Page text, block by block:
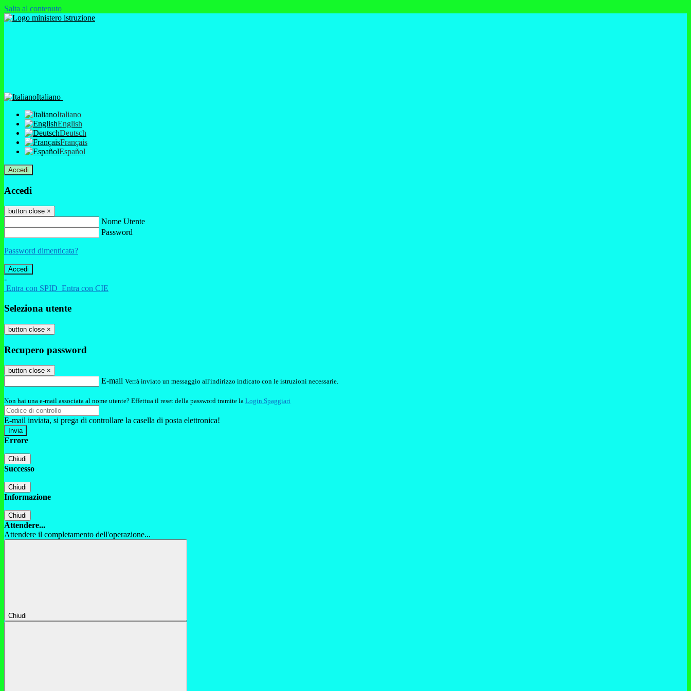
Salta al contenuto
Italiano
Italiano
English
Deutsch
Français
Español
Accedi
Accedi
button close ×
Nome Utente
Password
Password dimenticata?
-
Entra con SPID Entra con CIE
Seleziona utente
button close ×
Recupero password
button close ×
E-mail Verrà inviato un messaggio all'indirizzo indicato con le istruzioni necessarie.
Non hai una e-mail associata al nome utente? Effettua il reset della password tramite la Login Spaggiari
E-mail inviata, si prega di controllare la casella di posta elettronica!
Errore
Chiudi
Successo
Chiudi
Informazione
Chiudi
Attendere...
Attendere il completamento dell'operazione...
Chiudi